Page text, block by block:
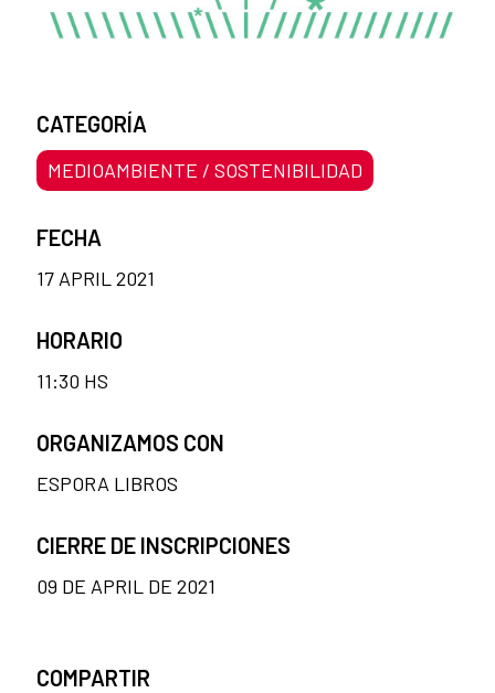
CATEGORÍA
MEDIOAMBIENTE / SOSTENIBILIDAD
FECHA
17 APRIL 2021
HORARIO
11:30 HS
ORGANIZAMOS CON
ESPORA LIBROS
CIERRE DE INSCRIPCIONES
09 DE APRIL DE 2021
COMPARTIR